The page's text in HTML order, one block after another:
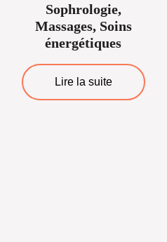
Sophrologie,
Massages, Soins
énergétiques
Lire la suite